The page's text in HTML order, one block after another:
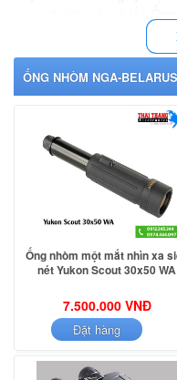
ỐNG NHÒM NGA-
Ống nhòm một mắt nhìn xa
nét Yukon Scout 30x50 WA
7.500.000 VNĐ
Đặt hàng